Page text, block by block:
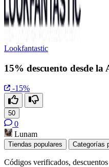
Lookfantastic
15% descuento desde
-15%
50
0
Lunam
Tiendas populares Categorías
Códigos verificados,